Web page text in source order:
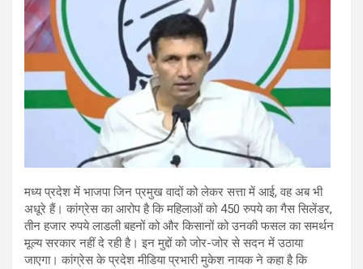
मध्य प्रदेश में भाजपा जिन प्रमुख वादों को लेकर सत्ता में आई, वह अब भी
अधूरे हैं। कांग्रेस का आरोप है कि महिलाओं को 450 रुपये का गैस सिलेंडर,
तीन हजार रुपये लाडली बहनों को और किसानों को उनकी फसल का समर्थन
मूल्य सरकार नहीं दे रही है। इन मुद्दों को जोर-जोर से सदन में उठाया
जाएगा। कांग्रेस के प्रदेश मीडिया प्रभारी मुकेश नायक ने कहा है कि